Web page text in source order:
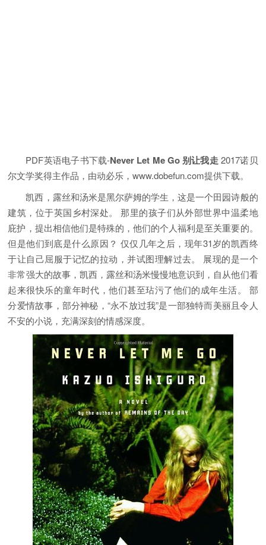
PDF英语电子书下载-Never Let Me Go 别让我走2017诺贝
尔文学奖得主作品，由动必乐，www.dobefun.com提供下载。
凯西，露丝和汤米是黑尔萨姆的学生，这是一个田园诗般的
建筑，位于英国乡村深处。 那里的孩子们从外部世界中温柔地
庇护，提出相信他们是特殊的，他们的个人福利是至关重要的。
但是他们到底是什么原因？ 仅仅几年之后，现年31岁的凯西终
于让自己屈服于记忆的拉动，并试图理解过去。 展现的是一个
非常强大的故事，凯西，露丝和汤米慢慢地意识到，自从他们看
起来很快乐的童年时代，他们甚至玷污了他们的成年生活。 部
分爱情故事，部分神秘，“永不放过我”是一部独特而美丽且令人
不安的小说，充满深刻的情感深度。